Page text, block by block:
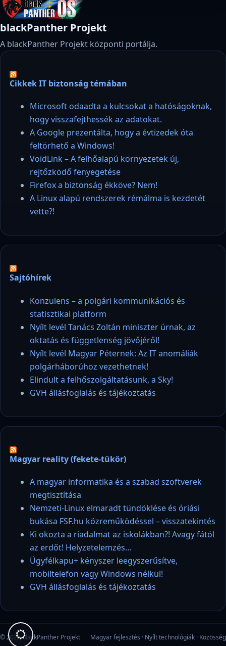
blackPanther Projekt
A blackPanther Projekt központi portálja.
Cikkek IT biztonság témában
Microsoft odaadta a kulcsokat a hatóságoknak,
hogy visszafejthessék az adatokat.
A Google prezentálta, hogy a évtizedek óta
feltörhető a Windows!
VoidLink – A felhőalapú környezetek új,
rejtőzködő fenyegetése
Firefox a biztonság ékköve? Nem!
A Linux alapú rendszerek rémálma is kezdetét
vette?!
Sajtóhírek
Konzulens – a polgári kommunikációs és
statisztikai platform
Nyílt levél Tanács Zoltán miniszter úrnak, az
oktatás és függetlenség jövőjéről!
Nyílt levél Magyar Péternek: Az IT anomáliák
polgárháborúhoz vezethetnek!
Elindult a felhőszolgáltatásunk, a Sky!
GVH állásfoglalás és tájékoztatás
Magyar reality (fekete-tükör)
A magyar informatika és a szabad szoftverek
megtisztítása
Nemzeti-Linux elmaradt tündöklése és óriási
bukása FSF.hu közreműködéssel – visszatekintés
Ki okozta a riadalmat az iskolákban?! Avagy fától
az erdőt! Helyzetelemzés…
Ügyfélkapu+ kényszer leegyszerűsítve,
mobiltelefon vagy Windows nélkül!
GVH állásfoglalás és tájékoztatás
© 2026 blackPanther Projekt Magyar fejlesztés · Nyílt technológiák · Közösség